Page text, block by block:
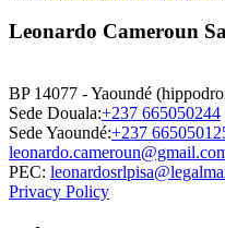
Leonardo Cameroun
BP 14077 - Yaoundé
Sede Douala:+237 665050244
Sede Yaoundé:+237
PEC:
Privacy Policy